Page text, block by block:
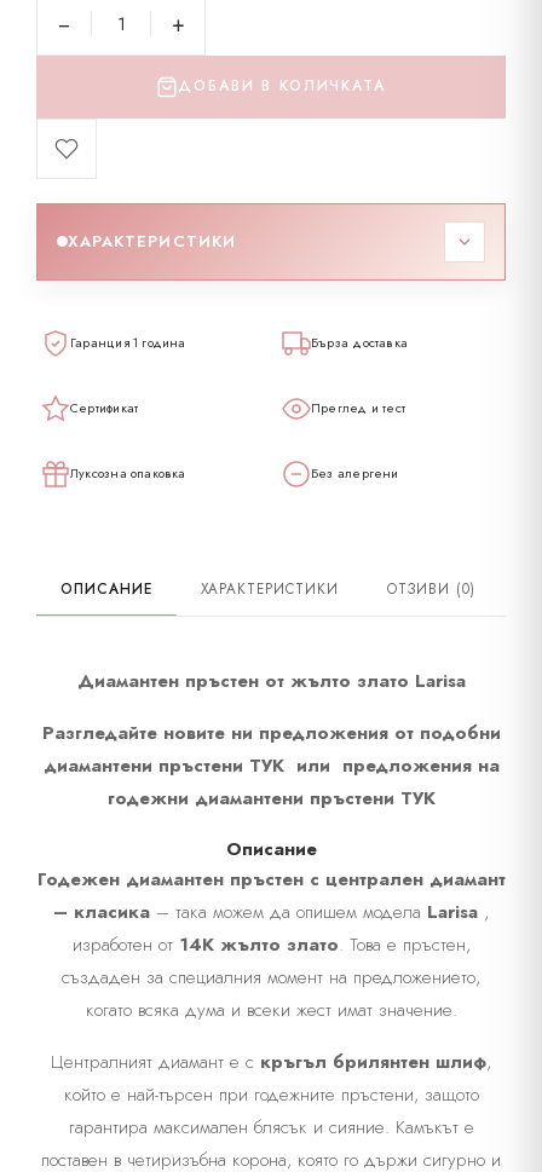
− +
ДОБАВИ В КОЛИЧКАТА
ХАРАКТЕРИСТИКИ
Проба 585K
Диамант честота
Материал
Размер пръстен 48, 50, 54, 60
Гаранция 1 година Бърза доставка
Сертификат Преглед и тест
Луксозна опаковка Без алергени
ОПИСАНИЕ ХАРАКТЕРИСТИКИ ОТЗИВИ (0)
Диамантен пръстен от жълто злато Larisa
Разгледайте новите ни предложения от подобни
диамантени пръстени ТУКили предложения на
годежни диамантени пръстени ТУК
Описание
Годежен диамантен пръстен с централен диамант
– класика – така можем да опишем модела Larisa ,
изработен от 14K жълто злато. Това е пръстен,
създаден за специалния момент на предложението,
когато всяка дума и всеки жест имат значение.
Централният диамант е с кръгъл брилянтен шлиф,
който е най-търсен при годежните пръстени, защото
гарантира максимален блясък и сияние. Камъкът е
поставен в четиризъбна корона, която го държи сигурно и